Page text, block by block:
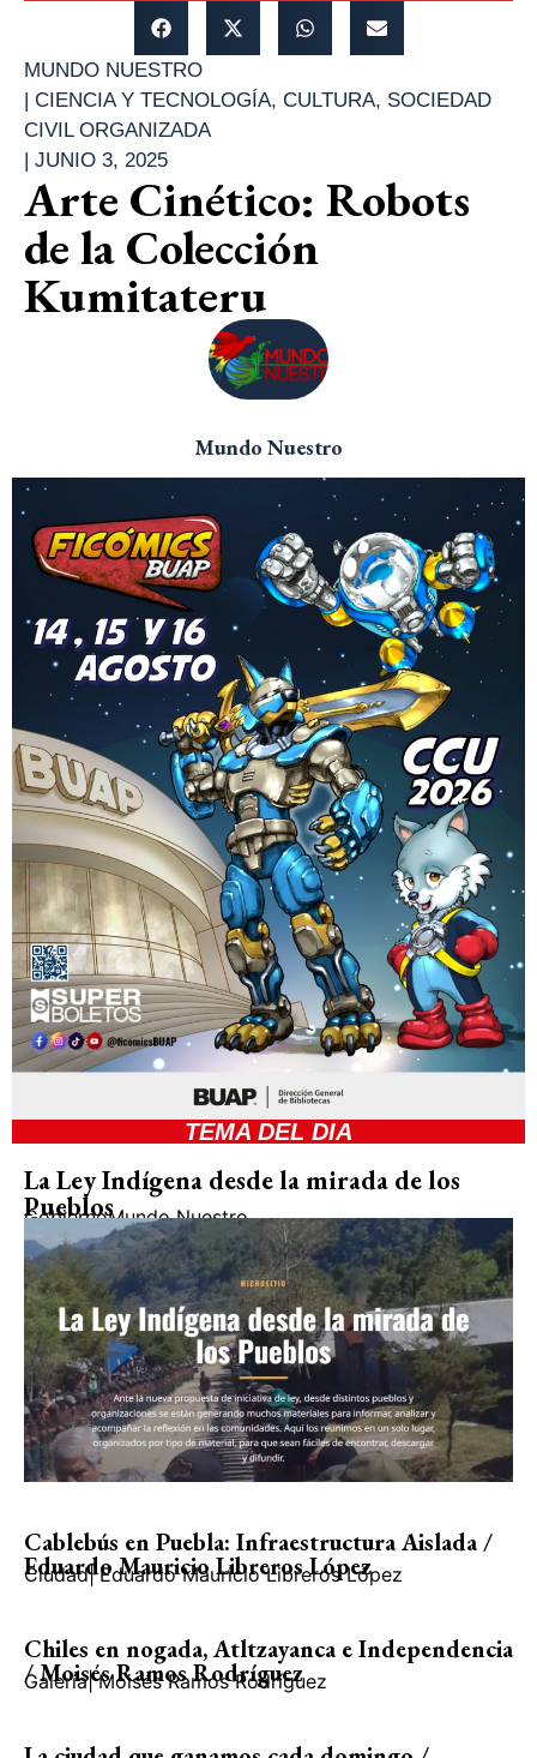
MUNDO NUESTRO
| CIENCIA Y TECNOLOGÍA, CULTURA, SOCIEDAD
CIVIL ORGANIZADA
| JUNIO 3, 2025
Arte Cinético: Robots
de la Colección
Kumitateru
Mundo Nuestro
TEMA DEL DIA
La Ley Indígena desde la mirada de los
Pueblos
GobiernoMundo Nuestro
Cablebús en Puebla: Infraestructura Aislada /
Eduardo Mauricio Libreros López
Ciudad| Eduardo Mauricio Libreros López
Chiles en nogada, Atltzayanca e Independencia
/ Moisés Ramos Rodríguez
Galería| Moisés Ramos Rodríguez